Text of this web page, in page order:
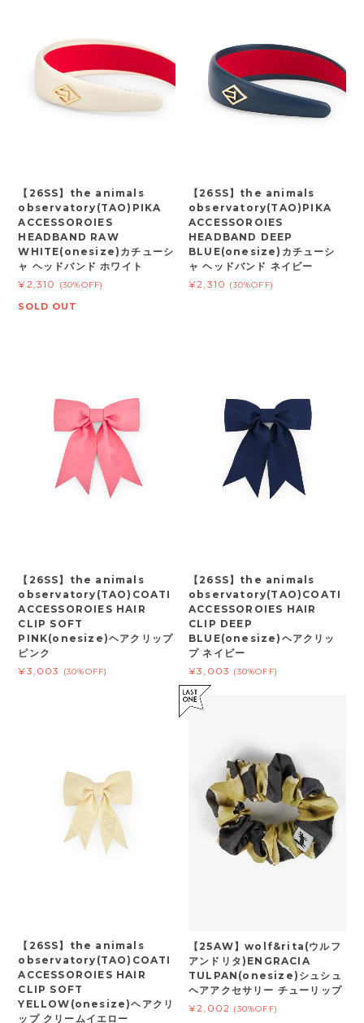
【26SS】the animals
observatory(TAO)PIKA
ACCESSOROIES
HEADBAND RAW
WHITE(onesize)カチューシ
ャ ヘッドバンド ホワイト
¥2,310
(30%OFF)
SOLD OUT
【26SS】the animals
observatory(TAO)PIKA
ACCESSOROIES
HEADBAND DEEP
BLUE(onesize)カチューシ
ャ ヘッドバンド ネイビー
¥2,310 (30%OFF)
【26SS】the animals
observatory(TAO)COATI
ACCESSOROIES HAIR
CLIP SOFT
PINK(onesize)ヘアクリップ
ピンク
¥3,003
(30%OFF)
【26SS】the animals
observatory(TAO)COATI
ACCESSOROIES HAIR
CLIP DEEP
BLUE(onesize)ヘアクリッ
プ ネイビー
¥3,003 (30%OFF)
【26SS】the animals
observatory(TAO)COATI
ACCESSOROIES HAIR
CLIP SOFT
YELLOW(onesize)ヘアクリ
ップ クリームイエロー
【25AW】wolf&rita(ウルフ
アンドリタ)ENGRACIA
TULPAN(onesize)シュシュ
ヘアアクセサリー チューリップ
¥2,002 (30%OFF)